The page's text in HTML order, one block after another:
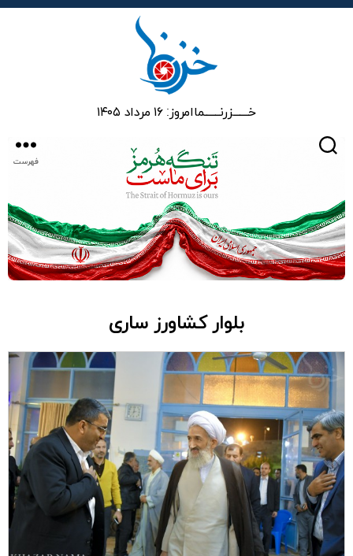
خـــــــزرنـــــــماامروز: ۱۶ مرداد ۱۴۰۵
فهرست
بلوار کشاورز ساری